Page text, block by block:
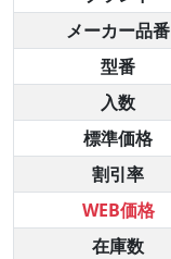
メーカー品番
型番
入数
標準価格
割引率
WEB価格
在庫数